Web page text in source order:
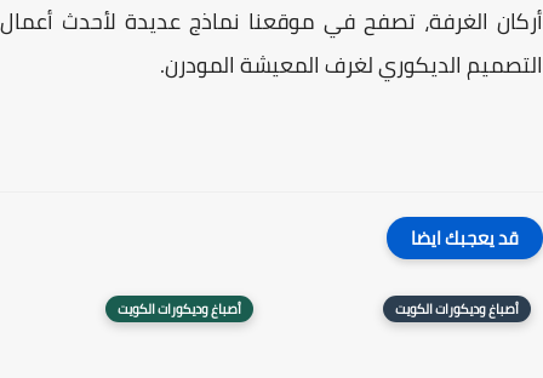
الغرفة، تصفح في موقعنا نماذج عديدة لأحدث أعمال
الديكوري لغرف المعيشة المودرن.
قد يعجبك ايضا
أصباغ وديكورات الكويت أصباغ وديكورات الكويت